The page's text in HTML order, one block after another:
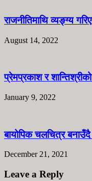
राजनीतिमाथि व्यङ्ग्य
August 14, 2022
प्रेमप्रकाश र शान्तिश्रीको
January 9, 2022
बायोपिक चलचित्र बनाउँदै
December 21, 2021
Leave a Reply